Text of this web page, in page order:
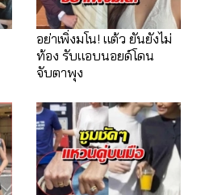
อย่าเพิ่งมโน! แต้ว ยันยังไม่
ท้อง รับแอบนอยด์โดน
จับตาพุง